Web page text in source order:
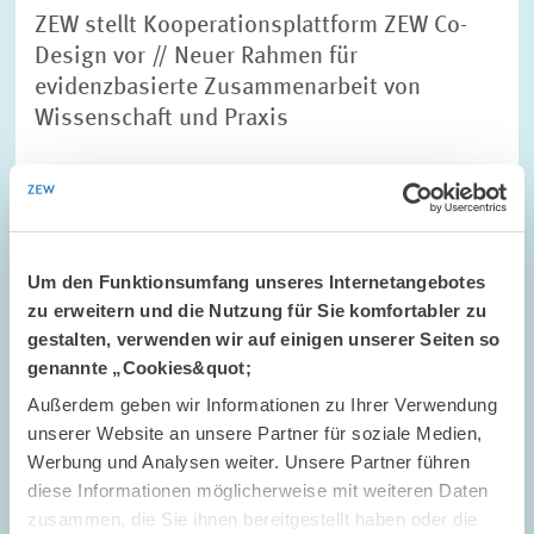
Um den Funktionsumfang unseres Internetangebotes
zu erweitern und die Nutzung für Sie komfortabler zu
gestalten, verwenden wir auf einigen unserer Seiten so
genannte „Cookies&quot;
Außerdem geben wir Informationen zu Ihrer Verwendung
unserer Website an unsere Partner für soziale Medien,
Werbung und Analysen weiter. Unsere Partner führen
diese Informationen möglicherweise mit weiteren Daten
zusammen, die Sie ihnen bereitgestellt haben oder die
ZEW stellt Kooperationsplattform ZEW Co-
Design vor // Neuer Rahmen für
evidenzbasierte Zusammenarbeit von
Wissenschaft und Praxis
MARKTDESIGN
Bild
in
vergrößerter